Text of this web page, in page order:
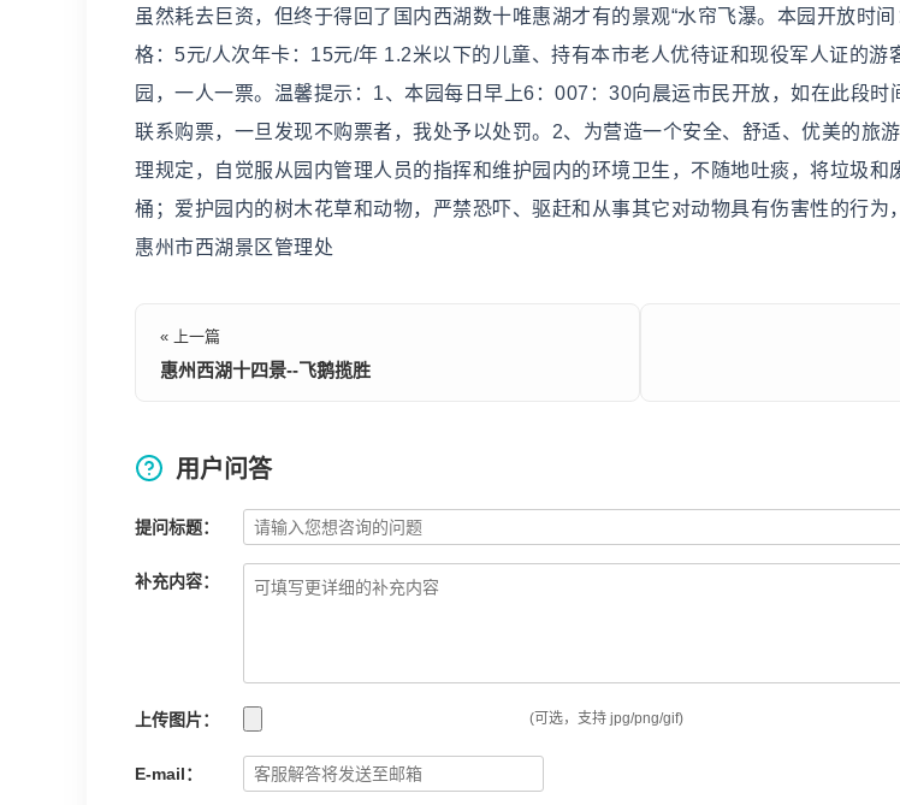
虽然耗去巨资，但终于得回了国内西湖数十唯惠湖才有的景观“水帘飞瀑。本园开放时
格：5元/人次年卡：15元/年 1.2米以下的儿童、持有本市老人优待证和现役军人证的游
园，一人一票。温馨提示：1、本园每日早上6：007：30向晨运市民开放，如在此段时
联系购票，一旦发现不购票者，我处予以处罚。2、为营造一个安全、舒适、优美的旅
理规定，自觉服从园内管理人员的指挥和维护园内的环境卫生，不随地吐痰，将垃圾和
桶；爱护园内的树木花草和动物，严禁恐吓、驱赶和从事其它对动物具有伤害性的行为
惠州市西湖景区管理处
« 上一篇
惠州西湖十四景--飞鹅揽胜
用户问答
提问标题：
补充内容：
上传图片： (可选，支持 jpg/png/gif)
E-mail：